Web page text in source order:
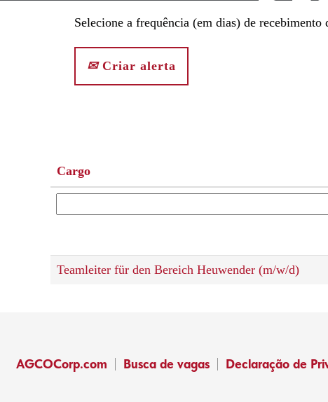
Selecione a frequência (em dias) de recebimento
Criar alerta
Cargo
Teamleiter für den Bereich Heuwender (m/w/d)
AGCOCorp.com Busca de vagas Declaração de